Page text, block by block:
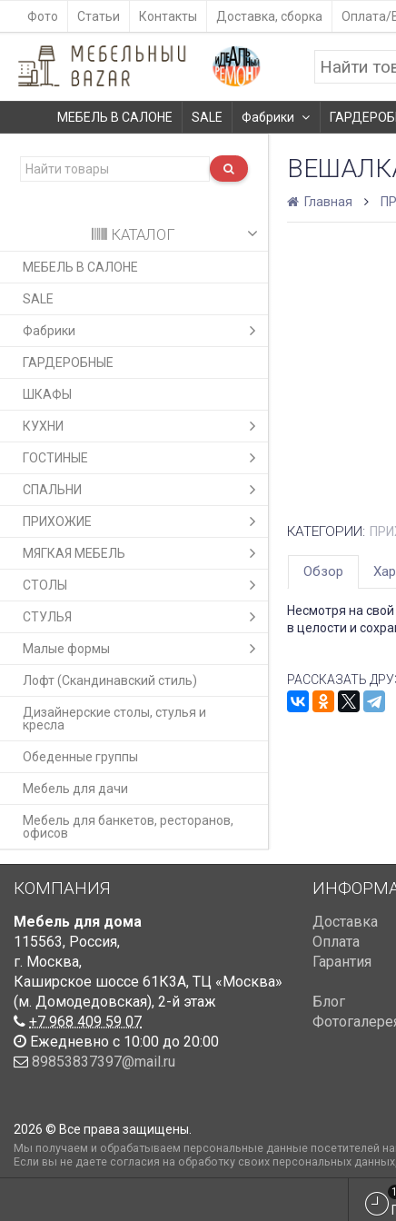
Фото Статьи Контакты Доставка, сборка Оплата/
МЕБЕЛЬ В САЛОНЕ SALE Фабрики
КАТАЛОГ
МЕБЕЛЬ В САЛОНЕ
SALE
Фабрики
ГАРДЕРОБНЫЕ
ШКАФЫ
КУХНИ
ГОСТИНЫЕ
СПАЛЬНИ
ПРИХОЖИЕ
МЯГКАЯ МЕБЕЛЬ
СТОЛЫ
СТУЛЬЯ
Малые формы
Лофт (Скандинавский стиль)
Дизайнерские столы, стулья и
кресла
Обеденные группы
Мебель для дачи
Мебель для банкетов, ресторанов,
офисов
Главная
КАТЕГОРИИ:
Обзор
Несмотря на
в целости и
РАССКАЗАТЬ
КОМПАНИЯ
Мебель для дома
115563, Россия,
г. Москва,
Каширское шоссе 61К3А, ТЦ «Москва»
(м. Домодедовская), 2-й этаж
+7 968 409 59 07
Ежедневно с 10:00 до 20:00
89853837397@mail.ru
Доставка
Оплата
Гарантия
Блог
2026 © Все права защищены.
Мы получаем и обрабатываем персональные данные посетителей
Если вы не даете согласия на обработку своих персональных
1